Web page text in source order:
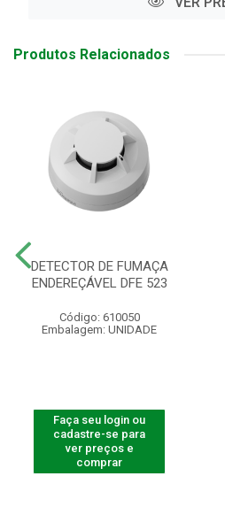
Produtos Relacionados
DETECTOR DE FUMAÇA
ENDEREÇÁVEL DFE 523
Código: 610050
Embalagem: UNIDADE
Faça seu login ou
cadastre-se para
ver preços e
comprar